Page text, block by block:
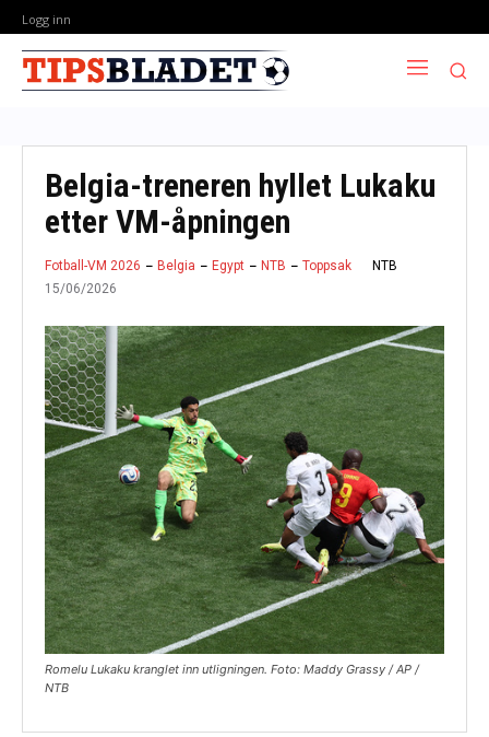
Logg inn
Belgia-treneren hyllet Lukaku
etter VM-åpningen
Fotball-VM 2026 Belgia Egypt NTB Toppsak
NTB
15/06/2026
Romelu Lukaku kranglet inn utligningen. Foto: Maddy Grassy / AP /
NTB